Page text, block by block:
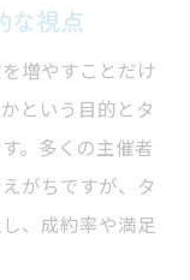
ポイント
す方法
策
トの明確化
とは
な視点
増やすことだけ
という目的とタ
。多くの主催者
がちですが、タ
、成約率や満足